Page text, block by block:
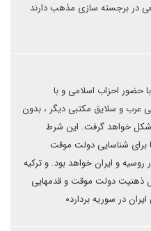
در برجسته سازی مذهب دارند
حضور احزاب اسلامی و با
عرب و سلایق مکتبی دیگر ، بدون
شکل خواهد گرفت. این شرط
برای شناسایی دولت موقت
و ایران خواهد بود. و ترکیه
ذهنیت دولت موقت و قدمهایی
در سوریه بردارد۰